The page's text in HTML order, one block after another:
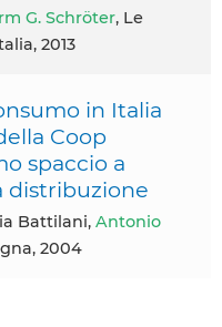
G. Schröter, Le
2013
in Italia
Coop
spaccio a
distribuzione
Battilani, Antonio
2004